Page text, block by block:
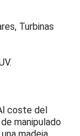
Turbinas
coste del
manipulado